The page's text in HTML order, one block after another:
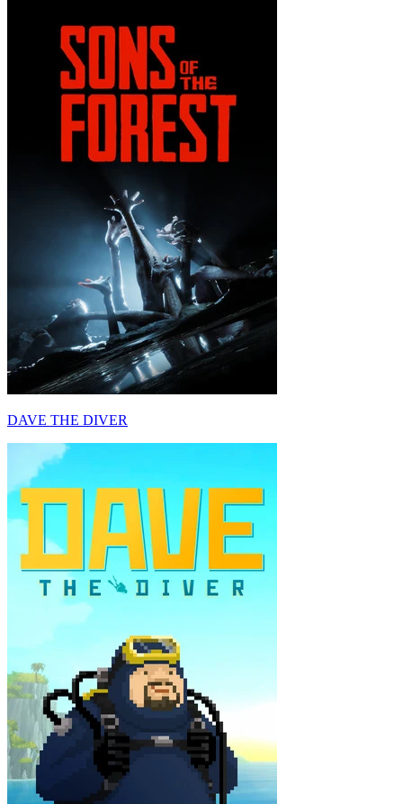
DAVE THE DIVER